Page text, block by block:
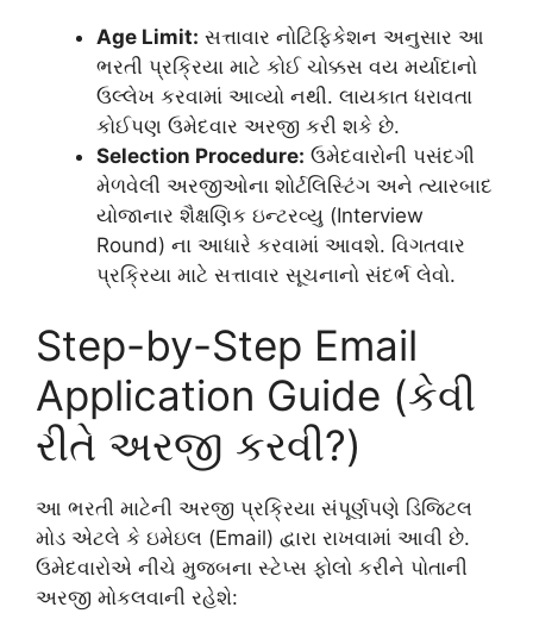
Age Limit: સત્તાવાર નોટિફિકેશન અનુસાર આ
ભરતી પ્રક્રિયા માટે કોઈ ચોક્કસ વય મર્યાદાનો
ઉલ્લેખ કરવામાં આવ્યો નથી. લાયકાત ધરાવતા
કોઈપણ ઉમેદવાર અરજી કરી શકે છે.
Selection Procedure: ઉમેદવારોની પસંદગી
મેળવેલી અરજીઓના શોર્ટલિસ્ટિંગ અને ત્યારબાદ
યોજાનાર શૈક્ષણિક ઇન્ટરવ્યુ (Interview
Round) ના આધારે કરવામાં આવશે. વિગતવાર
પ્રક્રિયા માટે સત્તાવાર સૂચનાનો સંદર્ભ લેવો.
Step-by-Step Email
Application Guide (કેવી
રીતે અરજી કરવી?)
આ ભરતી માટેની અરજી પ્રક્રિયા સંપૂર્ણપણે ડિજિટલ
મોડ એટલે કે ઇમેઇલ (Email) દ્વારા રાખવામાં આવી છે.
ઉમેદવારોએ નીચે મુજબના સ્ટેપ્સ ફોલો કરીને પોતાની
અરજી મોકલવાની રહેશે: